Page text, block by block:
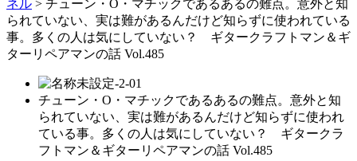
ネル > チューン・O・マチックであるあるの難点。意外と知
られていない、実は難があるんだけど知らずに使われている
事。多くの人は気にしていない？ ギタークラフトマン＆ギ
ターリペアマンの話 Vol.485
チューン・O・マチックであるあるの難点。意外と知
られていない、実は難があるんだけど知らずに使われ
ている事。多くの人は気にしていない？ ギタークラ
フトマン＆ギターリペアマンの話 Vol.485